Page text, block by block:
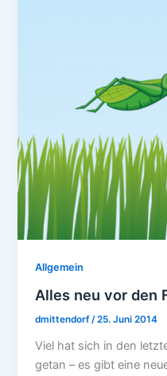
Allgemein
Alles neu vor den
dmittendorf/25. Juni 2014
Viel hat sich in den
getan – es gibt eine